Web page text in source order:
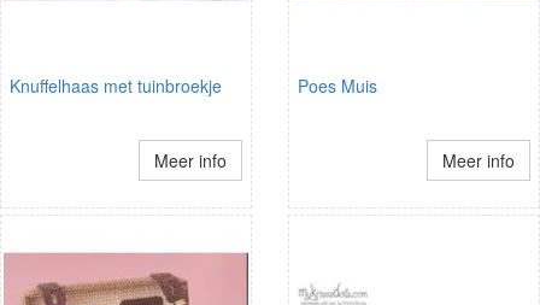
Knuffelhaas met tuinbroekje
Meer info
Poes Muis
Meer info